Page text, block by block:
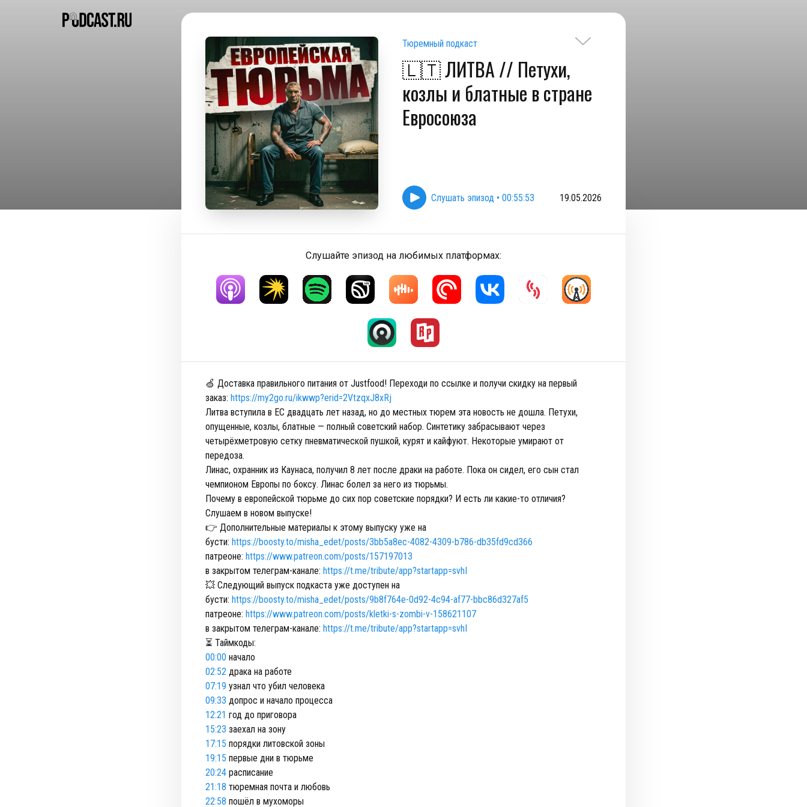
Тюремный подкаст
🇱🇹 ЛИТВА // Петухи,
козлы и блатные в стране
Евросоюза
Слушать эпизод • 00:55:53 19.05.2026
Слушайте эпизод на любимых платформах:
🍏 Доставка правильного питания от Justfood! Переходи по ссылке и получи скидку на первый
заказ: https://my2go.ru/ikwwp?erid=2VtzqxJ8xRj
Литва вступила в ЕС двадцать лет назад, но до местных тюрем эта новость не дошла. Петухи,
опущенные, козлы, блатные — полный советский набор. Синтетику забрасывают через
четырёхметровую сетку пневматической пушкой, курят и кайфуют. Некоторые умирают от
передоза.
Линас, охранник из Каунаса, получил 8 лет после драки на работе. Пока он сидел, его сын стал
чемпионом Европы по боксу. Линас болел за него из тюрьмы.
Почему в европейской тюрьме до сих пор советские порядки? И есть ли какие-то отличия?
Слушаем в новом выпуске!
👉 Дополнительные материалы к этому выпуску уже на
бусти: https://boosty.to/misha_edet/posts/3bb5a8ec-4082-4309-b786-db35fd9cd366
патреоне: https://www.patreon.com/posts/157197013
в закрытом телеграм-канале: ⁠⁠ https://t.me/tribute/app?startapp=svhI
💥 Следующий выпуск подкаста уже доступен на
бусти: https://boosty.to/misha_edet/posts/9b8f764e-0d92-4c94-af77-bbc86d327af5
патреоне: https://www.patreon.com/posts/kletki-s-zombi-v-158621107
в закрытом телеграм-канале: ⁠⁠ https://t.me/tribute/app?startapp=svhI
⏳ Таймкоды:
00:00 начало
02:52 драка на работе
07:19 узнал что убил человека
09:33 допрос и начало процесса
12:21 год до приговора
15:23 заехал на зону
17:15 порядки литовской зоны
19:15 первые дни в тюрьме
20:24 расписание
21:18 тюремная почта и любовь
22:58 пошёл в мухоморы